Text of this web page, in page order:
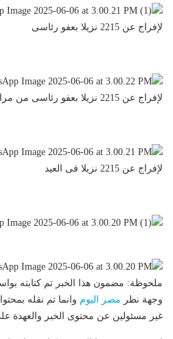
لإفراج عن 2215 نزيلا بعفو رئاسى
لإفراج عن 2215 نزيلا بعفو رئاسى من مراكز الإصلاح
لإفراج عن 2215 نزيلا فى العيد
ملحوظة: مضمون هذا الخبر تم كتابته
وجهة نظر مصر اليوم وانما تم نقله
غير مسئولين عن محتوى الخبر والعهدة